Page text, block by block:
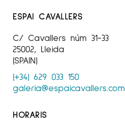
ESPAI CAVALLERS
C/ Cavallers núm 31-33
25002, Lleida
(SPAIN)
(+34) 629 033 150
galeria@espaicavallers.com
HORARIS